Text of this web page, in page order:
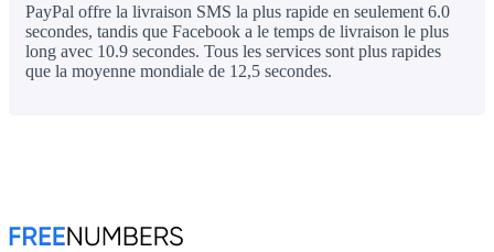
PayPal offre la livraison SMS la plus rapide en seulement 6.0
secondes, tandis que Facebook a le temps de livraison le plus
long avec 10.9 secondes. Tous les services sont plus rapides
que la moyenne mondiale de 12,5 secondes.